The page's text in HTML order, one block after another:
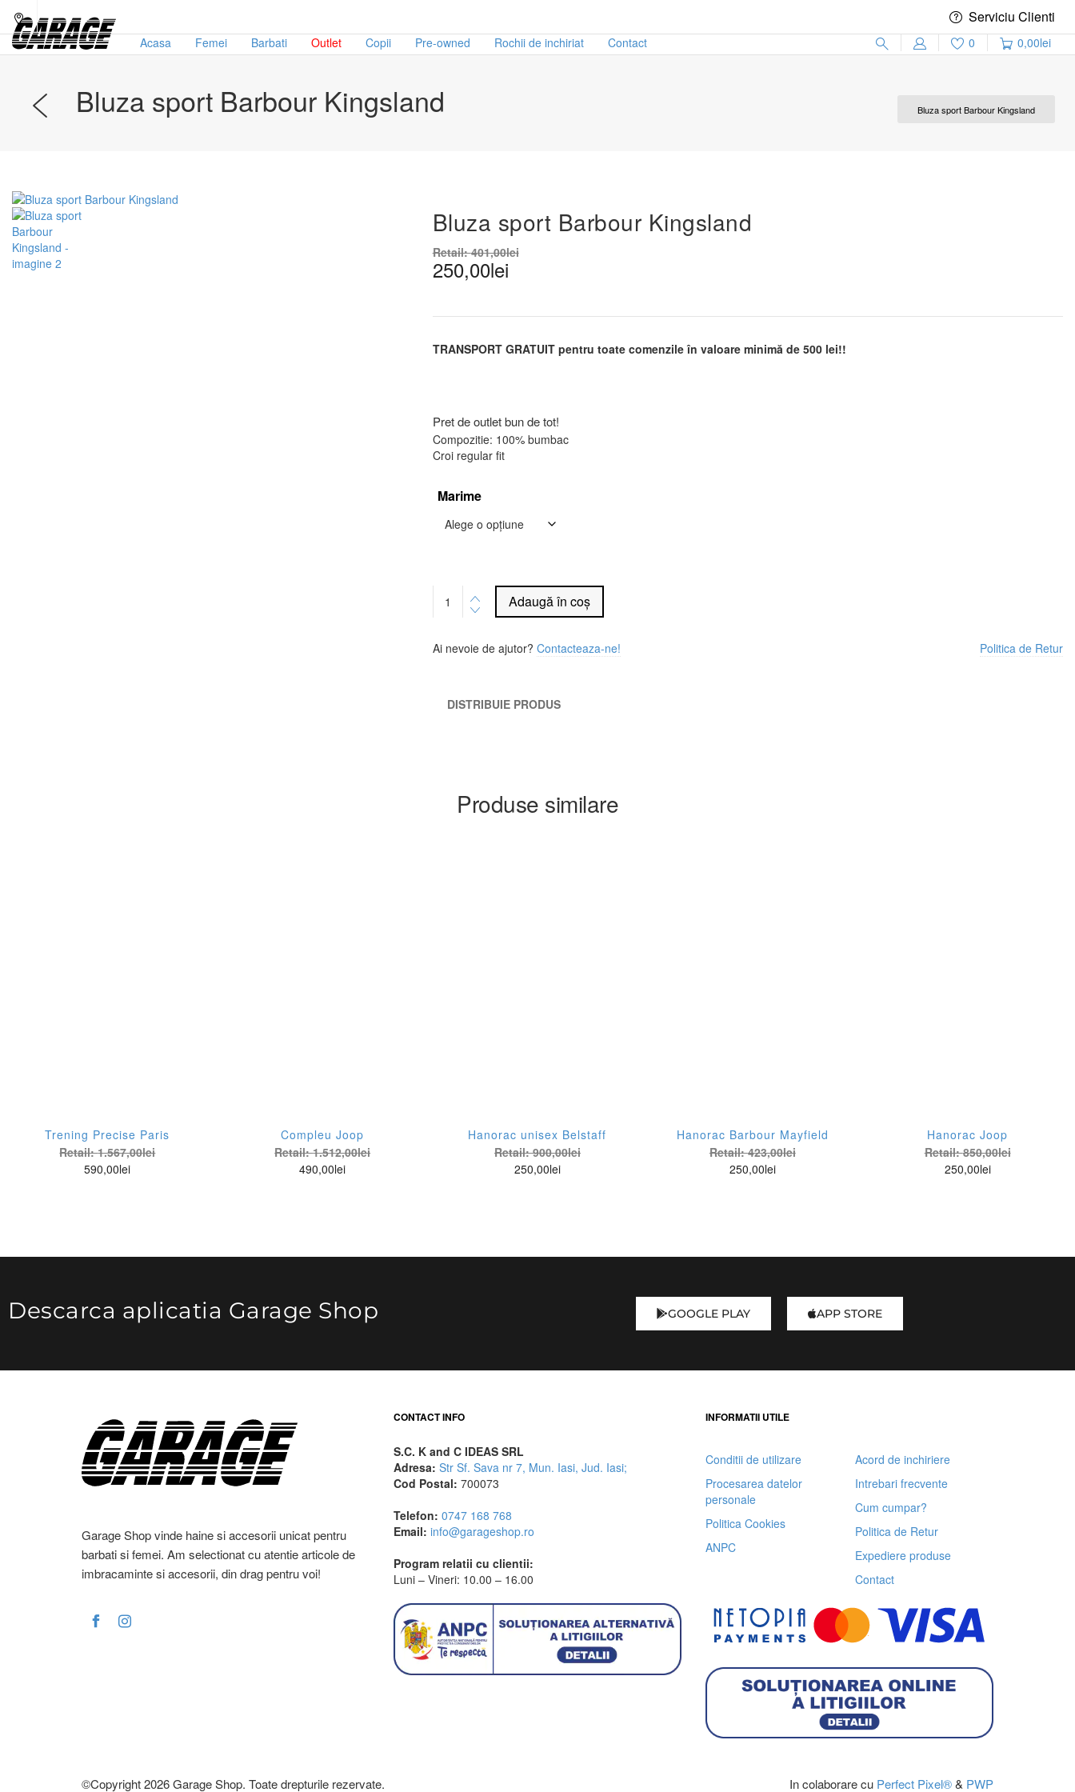
Serviciu Clienti
Acasa Femei Barbati Outlet Copii Pre-owned Rochii de inchiriat Contact 0 0,00lei
Bluza sport Barbour Kingsland Bluza sport Barbour Kingsland
Bluza sport Barbour Kingsland
Retail:401,00lei
250,00lei
TRANSPORT GRATUIT pentru toate comenzile în valoare minimă de 500 lei!!
Pret de outlet bun de tot!
Compozitie: 100% bumbac
Croi regular fit
Marime
Adaugă în coș
Ai nevoie de ajutor? Contacteaza-ne! Politica de Retur
DISTRIBUIE PRODUS
Produse similare
Trening Precise Paris
Retail:1.567,00lei
590,00lei
Compleu Joop
Retail:1.512,00lei
490,00lei
Hanorac unisex Belstaff
Retail:900,00lei
250,00lei
Hanorac Barbour Mayfield
Retail:423,00lei
250,00lei
Hanorac Joop
Retail:850,00lei
250,00lei
Descarca aplicatia Garage Shop GOOGLE PLAY APP STORE
Garage Shop vinde haine si accesorii unicat pentru
barbati si femei. Am selectionat cu atentie articole de
imbracaminte si accesorii, din drag pentru voi!
CONTACT INFO
S.C. K and C IDEAS SRL
Adresa: Str Sf. Sava nr 7, Mun. Iasi, Jud. Iasi;
Cod Postal: 700073
Telefon: 0747 168 768
Email: info@garageshop.ro
Program relatii cu clientii:
Luni – Vineri: 10.00 – 16.00
INFORMATII UTILE
Conditii de utilizare
Procesarea datelor
personale
Politica Cookies
ANPC
Acord de inchiriere
Intrebari frecvente
Cum cumpar?
Politica de Retur
Expediere produse
Contact
©Copyright 2026 Garage Shop. Toate drepturile rezervate. In colaborare cu Perfect Pixel®& PWP